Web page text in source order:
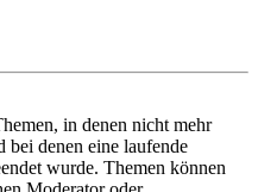
in denen nicht mehr
bei denen eine laufende
wurde. Themen können